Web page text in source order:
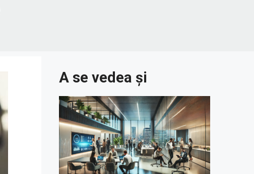
A se vedea și